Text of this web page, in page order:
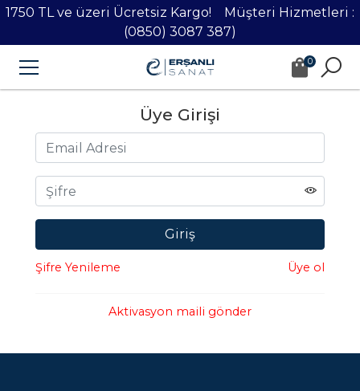
1750 TL ve üzeri Ücretsiz Kargo! Müşteri Hizmetleri :
(0850) 3087 387)
0
Üye Girişi
Şifre Yenileme Üye ol
Aktivasyon maili gönder